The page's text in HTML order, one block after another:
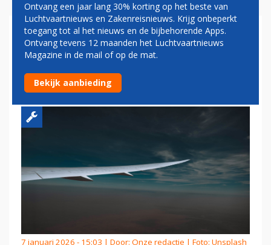
EUROCONTROL BEVESTIGD
ALS DEELNEMER VAN DE
CAREER EXPERIENCE 2026
7 januari 2026 - 15:03 | Door: Onze redactie | Foto: Unsplash
Ontvang een jaar lang 30% korting op het beste van
Luchtvaartnieuws en Zakenreisnieuws. Krijg onbeperkt
toegang tot al het nieuws en de bijbehorende Apps.
Ontvang tevens 12 maanden het Luchtvaartnieuws
Magazine in de mail of op de mat.
Bekijk aanbieding